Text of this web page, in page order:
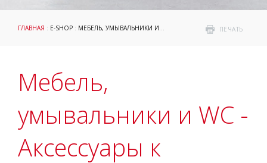
ПЕЧАТЬ
ГЛАВНАЯ : E-SHOP : МЕБЕЛЬ, УМЫВАЛЬНИКИ И WC : АКСЕССУАРЫ К УНИТАЗАМ
Мебель,
умывальники и WC -
Аксессуары к